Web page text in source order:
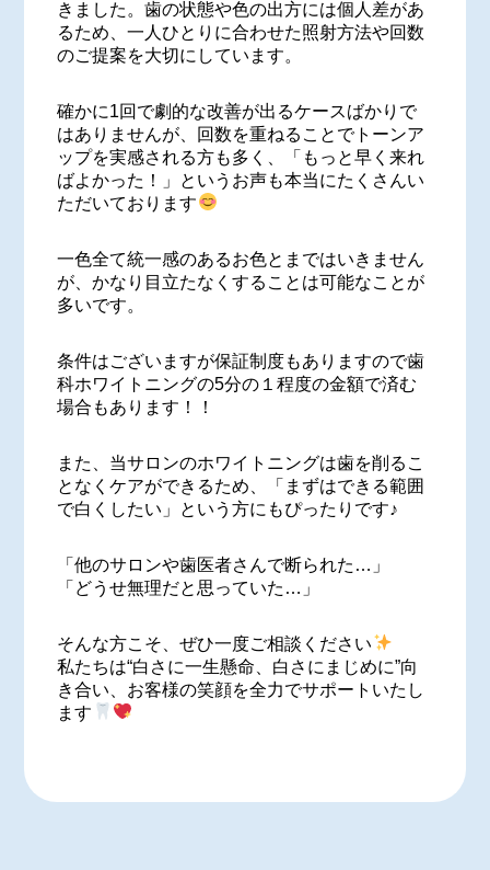
きました。歯の状態や色の出方には個人差があ
るため、一人ひとりに合わせた照射方法や回数
のご提案を大切にしています。
確かに1回で劇的な改善が出るケースばかりで
はありませんが、回数を重ねることでトーンア
ップを実感される方も多く、「もっと早く来れ
ばよかった！」というお声も本当にたくさんい
ただいております
一色全て統一感のあるお色とまではいきません
が、かなり目立たなくすることは可能なことが
多いです。
条件はございますが保証制度もありますので歯
科ホワイトニングの5分の１程度の金額で済む
場合もあります！！
また、当サロンのホワイトニングは歯を削るこ
となくケアができるため、「まずはできる範囲
で白くしたい」という方にもぴったりです♪
「他のサロンや歯医者さんで断られた…」
「どうせ無理だと思っていた…」
そんな方こそ、ぜひ一度ご相談ください
私たちは“白さに一生懸命、白さにまじめに”向
き合い、お客様の笑顔を全力でサポートいたし
ます